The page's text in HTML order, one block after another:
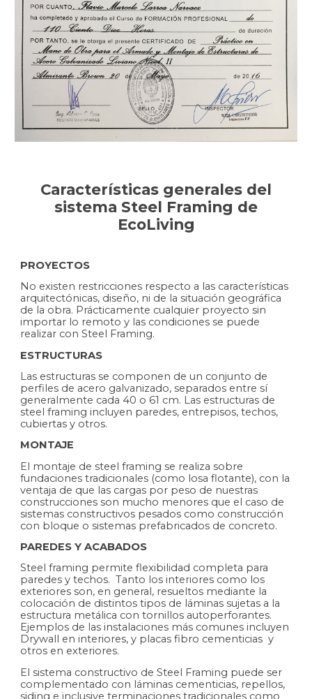
Características generales del
sistema Steel Framing de
EcoLiving
PROYECTOS
No existen restricciones respecto a las características
arquitectónicas, diseño, ni de la situación geográfica
de la obra. Prácticamente cualquier proyecto sin
importar lo remoto y las condiciones se puede
realizar con Steel Framing.
ESTRUCTURAS
Las estructuras se componen de un conjunto de
perfiles de acero galvanizado, separados entre sí
generalmente cada 40 o 61 cm. Las estructuras de
steel framing incluyen paredes, entrepisos, techos,
cubiertas y otros.
MONTAJE
El montaje de steel framing se realiza sobre
fundaciones tradicionales (como losa flotante), con la
ventaja de que las cargas por peso de nuestras
construcciones son mucho menores que el caso de
sistemas constructivos pesados como construcción
con bloque o sistemas prefabricados de concreto.
PAREDES Y ACABADOS
Steel framing permite flexibilidad completa para
paredes y techos. Tanto los interiores como los
exteriores son, en general, resueltos mediante la
colocación de distintos tipos de láminas sujetas a la
estructura metálica con tornillos autoperforantes.
Ejemplos de las instalaciones más comunes incluyen
Drywall en interiores, y placas fibro cementicias y
otros en exteriores.
El sistema constructivo de Steel Framing puede ser
complementado con láminas cementicias, repellos,
siding e inclusive terminaciones tradicionales como